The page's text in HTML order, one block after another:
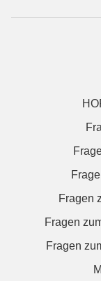
Fragen
Fragen
Fragen